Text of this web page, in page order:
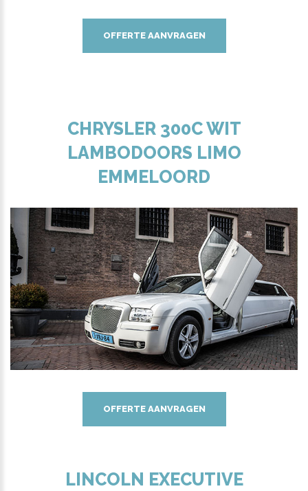
OFFERTE AANVRAGEN
CHRYSLER 300C WIT
LAMBODOORS LIMO
EMMELOORD
OFFERTE AANVRAGEN
LINCOLN EXECUTIVE